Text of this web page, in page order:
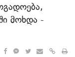
მოხდა -